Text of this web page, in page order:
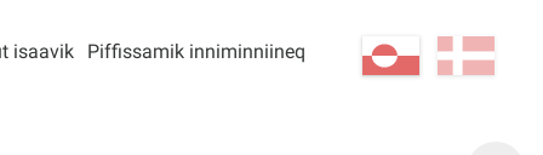
kl-GL
isaavik Piffissamik inniminniineq